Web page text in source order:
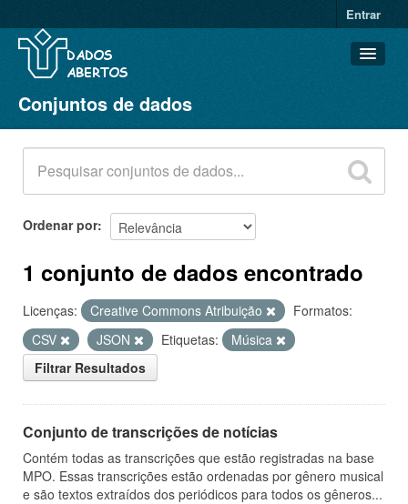
Entrar
Conjuntos de dados
Organizações
Grupos
Sobre
Conjuntos de dados
Ordenar por
1 conjunto de dados encontrado
Licenças: Creative Commons Atribuição
Formatos:
CSV
JSON Etiquetas:
Música
Filtrar Resultados
Conjunto de transcrições de notícias
Contém todas as transcrições que estão registradas na base
MPO. Essas transcrições estão ordenadas por gênero musical
e são textos extraídos dos periódicos para todos os gêneros...